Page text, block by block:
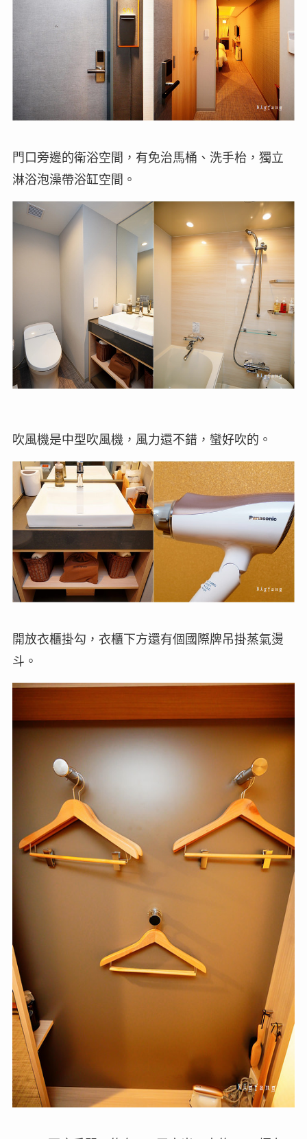
門口旁邊的衛浴空間，有免治馬桶、洗手枱，獨立
淋浴泡澡帶浴缸空間。
吹風機是中型吹風機，風力還不錯，蠻好吹的。
開放衣櫃掛勾，衣櫃下方還有個國際牌吊掛蒸氣燙
斗。